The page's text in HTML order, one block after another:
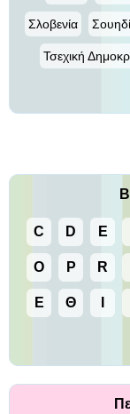
Σλοβενία
Τσεχική
C D E
O P R
Ε Θ